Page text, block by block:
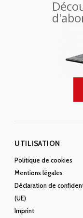
UTILISATION
Politique de cookies
Mentions légales
Déclaration de
(UE)
Imprint